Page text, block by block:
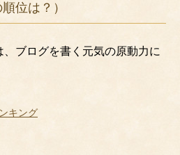
位は？）
、ブログを書く元気の原動力に
キング